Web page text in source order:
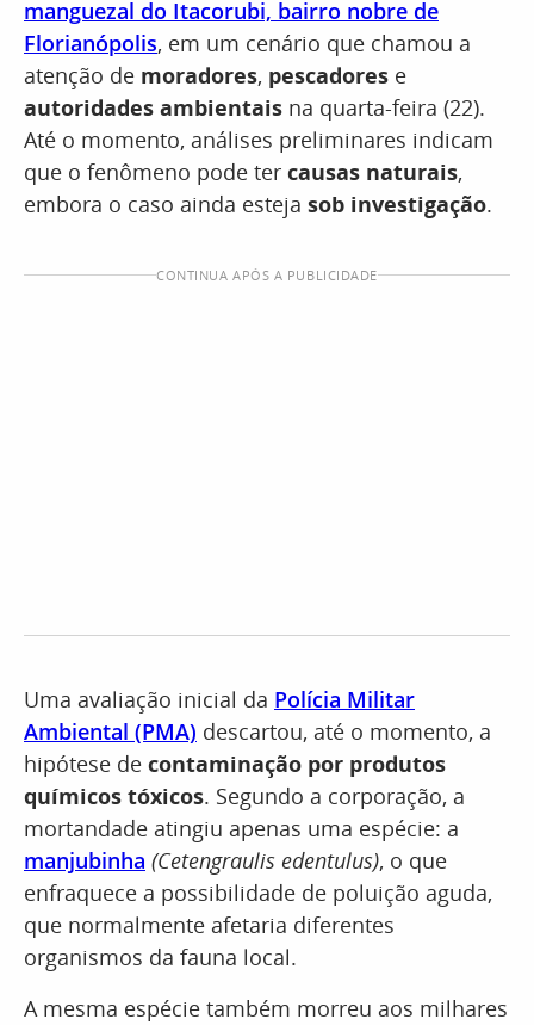
manguezal do Itacorubi, bairro nobre de
Florianópolis, em um cenário que chamou a
atenção de moradores, pescadores e
autoridades ambientais na quarta-feira (22).
Até o momento, análises preliminares indicam
que o fenômeno pode ter causas naturais,
embora o caso ainda esteja sob investigação.
CONTINUA APÓS A PUBLICIDADE
Uma avaliação inicial da Polícia Militar
Ambiental (PMA) descartou, até o momento, a
hipótese de contaminação por produtos
químicos tóxicos. Segundo a corporação, a
mortandade atingiu apenas uma espécie: a
manjubinha (Cetengraulis edentulus), o que
enfraquece a possibilidade de poluição aguda,
que normalmente afetaria diferentes
organismos da fauna local.
A mesma espécie também morreu aos milhares